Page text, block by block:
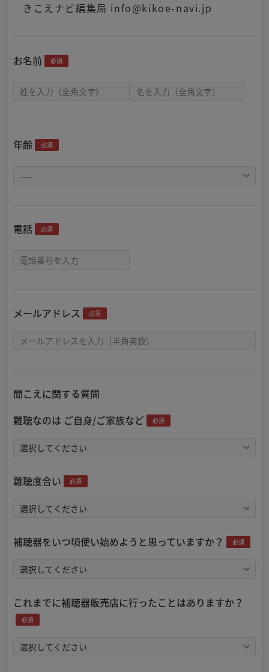
きこえナビ編集局 info@kikoe-navi.jp
お名前 必須
年齢 必須
電話 必須
メールアドレス 必須
聞こえに関する質問
難聴なのは ご自身/ご家族など
必須
難聴度合い 必須
補聴器をいつ頃使い始めようと思っていますか？ 必須
これまでに補聴器販売店に行ったことはありますか？
必須